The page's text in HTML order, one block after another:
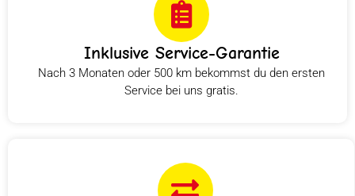
Inklusive Service-Garantie
Nach 3 Monaten oder 500 km bekommst du den ersten
Service bei uns gratis.